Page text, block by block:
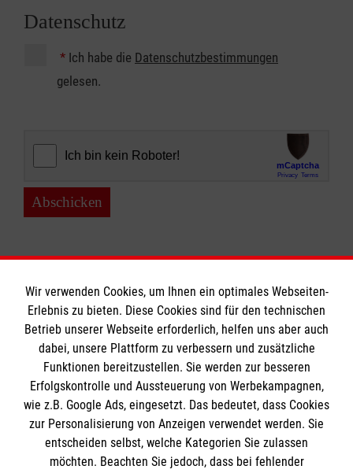
Datenschutz
* Ich habe die Datenschutzbestimmungen
gelesen.
Abschicken
Informationen
Impressum
Datenschutz
Kontakt
Barrierefreiheit
Die Malteser
Wir verwenden Cookies, um Ihnen ein optimales Webseiten-
Erlebnis zu bieten. Diese Cookies sind für den technischen
Betrieb unserer Webseite erforderlich, helfen uns aber auch
dabei, unsere Plattform zu verbessern und zusätzliche
Funktionen bereitzustellen. Sie werden zur besseren
Erfolgskontrolle und Aussteuerung von Werbekampagnen,
wie z.B. Google Ads, eingesetzt. Das bedeutet, dass Cookies
zur Personalisierung von Anzeigen verwendet werden. Sie
entscheiden selbst, welche Kategorien Sie zulassen
möchten. Beachten Sie jedoch, dass bei fehlender